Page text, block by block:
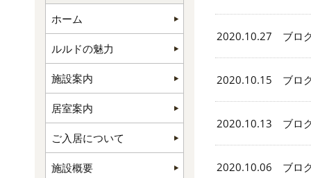
2020.10.27 ブロ
2020.10.15 ブロ
2020.10.13 ブロ
2020.10.06 ブロ
ホーム
ルルドの魅力
施設案内
居室案内
ご入居について
施設概要